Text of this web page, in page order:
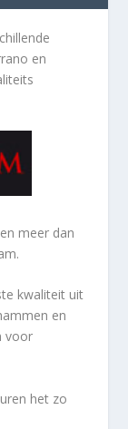
en
meer dan
kwaliteit uit
en
voor
het zo